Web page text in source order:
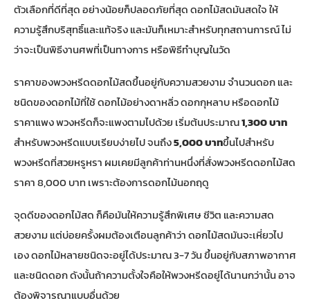
ตัวเลือกที่ดีที่สุด อย่างน้อยก็ปลอดภัยที่สุด ดอกไม้สดมันสดใจ ให้
ความรู้สึกบริสุทธิ์และแท้จริง และมันก็เหมาะสำหรับทุกสถานการณ์ ไม่
ว่าจะเป็นพิธีงานศพที่เป็นทางการ หรือพิธีทำบุญในวัด
ราคาของพวงหรีดดอกไม้สดขึ้นอยู่กับความสวยงาม จำนวนดอก และ
ชนิดของดอกไม้ที่ใช้ ดอกไม้อย่างดาหลิ่ว ดอกกุหลาบ หรือดอกไม้
ราคาแพง พวงหรีดก็จะแพงตามไปด้วย เริ่มต้นประมาณ1,300 บาท
สำหรับพวงหรีดแบบเรียบง่ายไป จนถึง5,000 บาทขึ้นไปสำหรับ
พวงหรีดที่สวยหรูหรา ผมเคยมีลูกค้าท่านหนึ่งที่สั่งพวงหรีดดอกไม้สด
ราคา 8,000 บาท เพราะต้องการดอกไม้นอกฤดู
จุดดีของดอกไม้สด ก็คือมันให้ความรู้สึกพิเศษ ชีวิต และความสด
สวยงาม แต่บ่อยครั้งผมต้องเตือนลูกค้าว่า ดอกไม้สดมันจะเหี่ยวไป
เอง ดอกไม้หลายชนิดจะอยู่ได้ประมาณ 3-7 วัน ขึ้นอยู่กับสภาพอากาศ
และชนิดดอก ดังนั้นถ้าความตั้งใจคือให้พวงหรีดอยู่ได้นานกว่านั้น อาจ
ต้องพิจารณาแบบอื่นด้วย